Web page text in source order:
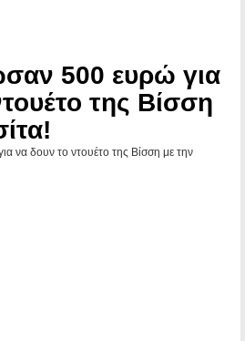
500 ευρώ για
της Βίσση